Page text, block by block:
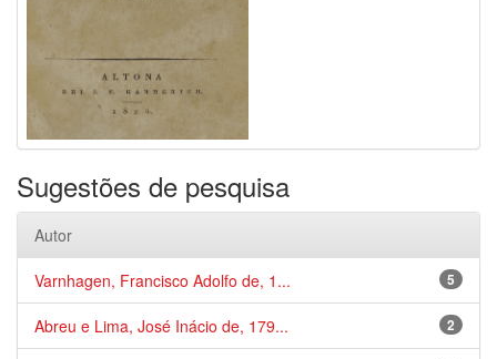
Sugestões de pesquisa
Autor
5
Varnhagen, Francisco Adolfo de, 1...
2
Abreu e Lima, José Inácio de, 179...